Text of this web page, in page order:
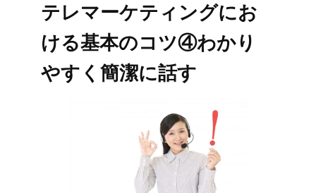
テレマーケティングにお
ける基本のコツ④わかり
やすく簡潔に話す